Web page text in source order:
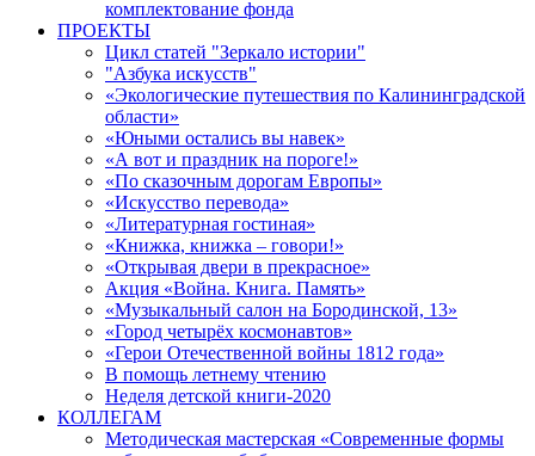
комплектование фонда
ПРОЕКТЫ
Цикл статей "Зеркало истории"
"Азбука искусств"
«Экологические путешествия по Калининградской
области»
«Юными остались вы навек»
«А вот и праздник на пороге!»
«По сказочным дорогам Европы»
«Искусство перевода»
«Литературная гостиная»
«Книжка, книжка – говори!»
«Открывая двери в прекрасное»
Акция «Война. Книга. Память»
«Музыкальный салон на Бородинской, 13»
«Город четырёх космонавтов»
«Герои Отечественной войны 1812 года»
В помощь летнему чтению
Неделя детской книги-2020
КОЛЛЕГАМ
Методическая мастерская «Современные формы